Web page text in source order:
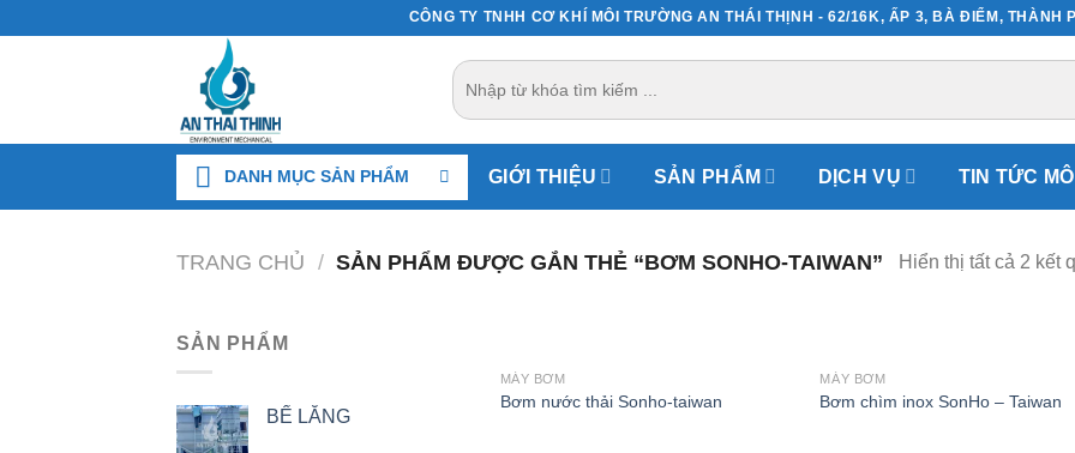
CÔNG TY TNHH CƠ KHÍ MÔI TRƯỜNG AN THÁI THỊNH - 62/16K, ẤP 3, BÀ ĐIỂM, THÀNH
Tìm
kiếm:
DANH MỤC SẢN PHẨM GIỚI THIỆU SẢN PHẨM DỊCH VỤ TIN TỨC
TRANG CHỦ / SẢN PHẨM ĐƯỢC GẮN THẺ “BƠM SONHO-TAIWAN” Hiển thị tất cả 2 kết
SẢN PHẨM
BỂ LẮNG
MÁY BƠM
Bơm nước thải Sonho-taiwan
MÁY BƠM
Bơm chìm inox SonHo – Taiwan